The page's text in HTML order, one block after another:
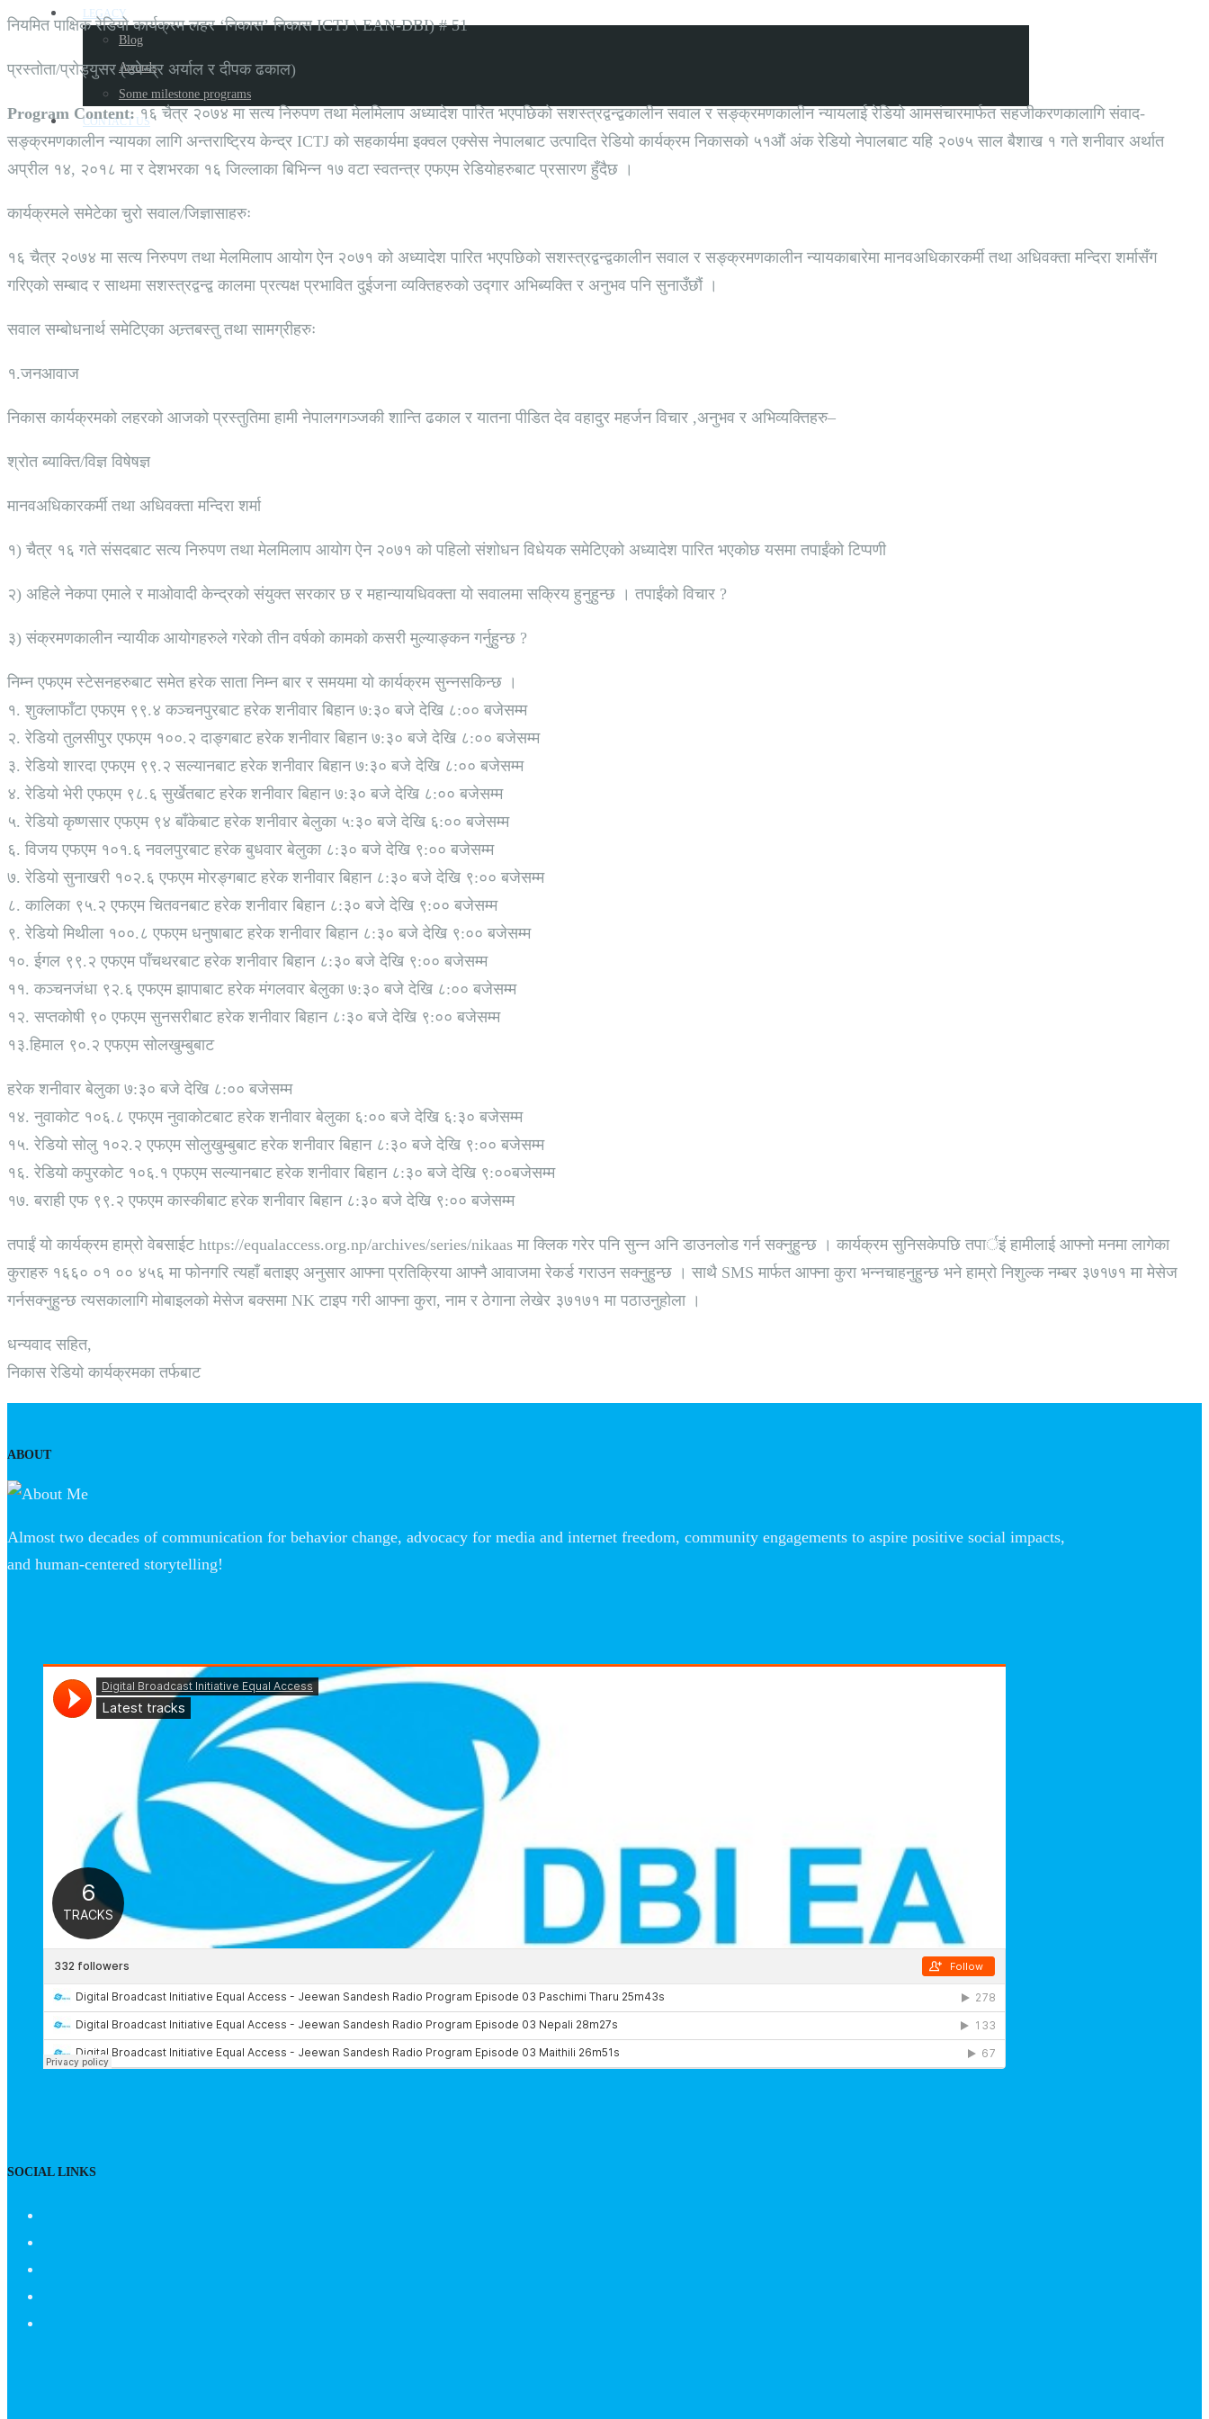
LEGACY
Blog
Awards
Some milestone programs
CONTACT US
नियमित पाक्षिक रेडियो कार्यक्रम लहर ‘निकास’ निकास ICTJ \ EAN-DBI) # 51
प्रस्तोता/प्रोड्युसर (उपेन्द्र अर्याल र दीपक ढकाल)
Program Content:१६ चैत्र २०७४ मा सत्य निरुपण तथा मेलमिलाप अध्यादेश पारित भएपछिको सशस्त्रद्वन्द्वकालीन सवाल र सङ्क्रमणकालीन न्यायलाई रेडियो आमसंचारमार्फत सहजीकरणकालागि संवाद-
सङ्क्रमणकालीन न्यायका लागि अन्तराष्ट्रिय केन्द्र ICTJ को सहकार्यमा इक्वल एक्सेस नेपालबाट उत्पादित रेडियो कार्यक्रम निकासको ५१औं अंक रेडियो नेपालबाट यहि २०७५ साल बैशाख १ गते शनीवार अर्थात
अप्रील १४, २०१८ मा र देशभरका १६ जिल्लाका बिभिन्न १७ वटा स्वतन्त्र एफएम रेडियोहरुबाट प्रसारण हुँदैछ ।
कार्यक्रमले समेटेका चुरो सवाल/जिज्ञासाहरुः
१६ चैत्र २०७४ मा सत्य निरुपण तथा मेलमिलाप आयोग ऐन २०७१ को अध्यादेश पारित भएपछिको सशस्त्रद्वन्द्वकालीन सवाल र सङ्क्रमणकालीन न्यायकाबारेमा मानवअधिकारकर्मी तथा अधिवक्ता मन्दिरा शर्मासँग
गरिएको सम्बाद र साथमा सशस्त्रद्वन्द्व कालमा प्रत्यक्ष प्रभावित दुईजना व्यक्तिहरुको उद्गार अभिब्यक्ति र अनुभव पनि सुनाउँछौं ।
सवाल सम्बोधनार्थ समेटिएका अन्र्तबस्तु तथा सामग्रीहरुः
१.जनआवाज
निकास कार्यक्रमको लहरको आजको प्रस्तुतिमा हामी नेपालगगञ्जकी शान्ति ढकाल र यातना पीडित देव वहादुर महर्जन विचार ,अनुभव र अभिव्यक्तिहरु–
श्रोत ब्याक्ति/विज्ञ विषेषज्ञ
मानवअधिकारकर्मी तथा अधिवक्ता मन्दिरा शर्मा
१) चैत्र १६ गते संसदबाट सत्य निरुपण तथा मेलमिलाप आयोग ऐन २०७१ को पहिलो संशोधन विधेयक समेटिएको अध्यादेश पारित भएकोछ यसमा तपाईंको टिप्पणी
२) अहिले नेकपा एमाले र माओवादी केन्द्रको संयुक्त सरकार छ र महान्यायधिवक्ता यो सवालमा सक्रिय हुनुहुन्छ । तपाईंको विचार ?
३) संक्रमणकालीन न्यायीक आयोगहरुले गरेको तीन वर्षको कामको कसरी मुल्याङ्कन गर्नुहुन्छ ?
निम्न एफएम स्टेसनहरुबाट समेत हरेक साता निम्न बार र समयमा यो कार्यक्रम सुन्नसकिन्छ ।
१. शुक्लाफाँटा एफएम ९९.४ कञ्चनपुरबाट हरेक शनीवार बिहान ७:३० बजे देखि ८:०० बजेसम्म
२. रेडियो तुलसीपुर एफएम १००.२ दाङ्गबाट हरेक शनीवार बिहान ७:३० बजे देखि ८:०० बजेसम्म
३. रेडियो शारदा एफएम ९९.२ सल्यानबाट हरेक शनीवार बिहान ७:३० बजे देखि ८:०० बजेसम्म
४. रेडियो भेरी एफएम ९८.६ सुर्खेतबाट हरेक शनीवार बिहान ७:३० बजे देखि ८:०० बजेसम्म
५. रेडियो कृष्णसार एफएम ९४ बाँकेबाट हरेक शनीवार बेलुका ५:३० बजे देखि ६:०० बजेसम्म
६. विजय एफएम १०१.६ नवलपुरबाट हरेक बुधवार बेलुका ८:३० बजे देखि ९:०० बजेसम्म
७. रेडियो सुनाखरी १०२.६ एफएम मोरङ्गबाट हरेक शनीवार बिहान ८:३० बजे देखि ९:०० बजेसम्म
८. कालिका ९५.२ एफएम चितवनबाट हरेक शनीवार बिहान ८:३० बजे देखि ९:०० बजेसम्म
९. रेडियो मिथीला १००.८ एफएम धनुषाबाट हरेक शनीवार बिहान ८:३० बजे देखि ९:०० बजेसम्म
१०. ईगल ९९.२ एफएम पाँचथरबाट हरेक शनीवार बिहान ८:३० बजे देखि ९:०० बजेसम्म
११. कञ्चनजंधा ९२.६ एफएम झापाबाट हरेक मंगलवार बेलुका ७:३० बजे देखि ८:०० बजेसम्म
१२. सप्तकोषी ९० एफएम सुनसरीबाट हरेक शनीवार बिहान ८ः३० बजे देखि ९:०० बजेसम्म
१३.हिमाल ९०.२ एफएम सोलखुम्बुबाट
हरेक शनीवार बेलुका ७:३० बजे देखि ८:०० बजेसम्म
१४. नुवाकोट १०६.८ एफएम नुवाकोटबाट हरेक शनीवार बेलुका ६:०० बजे देखि ६:३० बजेसम्म
१५. रेडियो सोलु १०२.२ एफएम सोलुखुम्बुबाट हरेक शनीवार बिहान ८:३० बजे देखि ९:०० बजेसम्म
१६. रेडियो कपुरकोट १०६.१ एफएम सल्यानबाट हरेक शनीवार बिहान ८:३० बजे देखि ९:००बजेसम्म
१७. बराही एफ ९९.२ एफएम कास्कीबाट हरेक शनीवार बिहान ८:३० बजे देखि ९:०० बजेसम्म
तपाईं यो कार्यक्रम हाम्रो वेबसाईट https://equalaccess.org.np/archives/series/nikaas मा क्लिक गरेर पनि सुन्न अनि डाउनलोड गर्न सक्नुहुन्छ । कार्यक्रम सुनिसकेपछि तपार्इं हामीलाई आफ्नो मनमा लागेका
कुराहरु १६६० ०१ ०० ४५६ मा फोनगरि त्यहाँ बताइए अनुसार आफ्ना प्रतिक्रिया आफ्नै आवाजमा रेकर्ड गराउन सक्नुहुन्छ । साथै SMS मार्फत आफ्ना कुरा भन्नचाहनुहुन्छ भने हाम्रो निशुल्क नम्बर ३७१७१ मा मेसेज
गर्नसक्नुहुन्छ त्यसकालागि मोबाइलको मेसेज बक्समा NK टाइप गरी आफ्ना कुरा, नाम र ठेगाना लेखेर ३७१७१ मा पठाउनुहोला ।
धन्यवाद सहित,
निकास रेडियो कार्यक्रमका तर्फबाट
ABOUT
Almost two decades of communication for behavior change, advocacy for media and internet freedom, community engagements to aspire positive social impacts,
and human-centered storytelling!
SOCIAL LINKS